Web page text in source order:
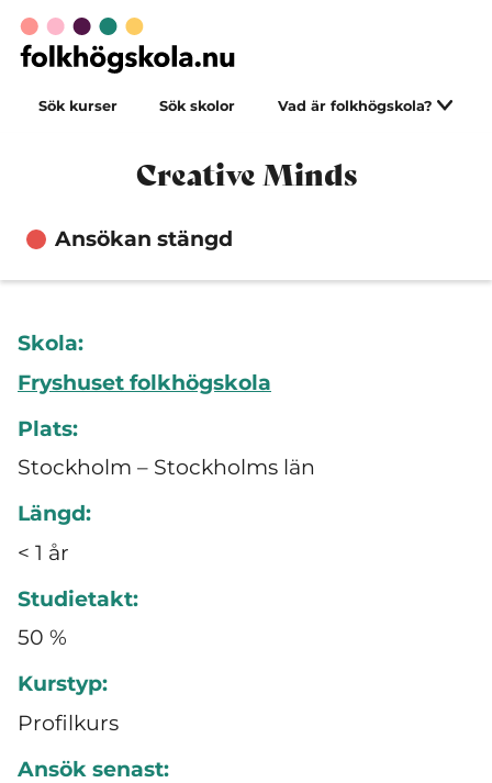
Sök kurser Sök skolor Vad är folkhögskola?
Creative Minds
Ansökan stängd
Skola:
Fryshuset folkhögskola
Plats:
Stockholm – Stockholms län
Längd:
< 1 år
Studietakt:
50 %
Kurstyp:
Profilkurs
Ansök senast: